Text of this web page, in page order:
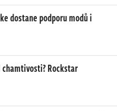
dostane podporu modů i
Rockstar